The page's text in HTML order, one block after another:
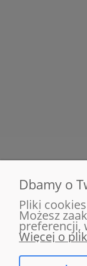
POMOC
Szybki
Zwroty i
Kontakt
Dbamy o
Pliki
Możesz
preferencji,
Więcej o